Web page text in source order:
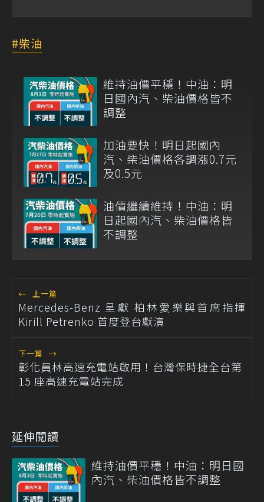
柴油
維持油價平穩！中油：明
日國內汽、柴油價格皆不
調整
加油要快！明日起國內
汽、柴油價格各調漲0.7元
及0.5元
油價繼續維持！中油：明
日起國內汽、柴油價格皆
不調整
← 上一篇
Mercedes-Benz 呈獻 柏林愛樂與首席指揮
Kirill Petrenko 首度登台獻演
下一篇 →
彰化員林高速充電站啟用！台灣保時捷全台第
15 座高速充電站完成
延伸閱讀
維持油價平穩！中油：明日國
內汽、柴油價格皆不調整